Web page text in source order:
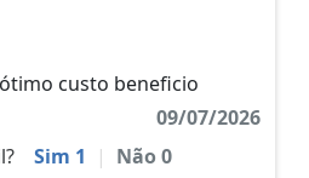
custo beneficio
09/07/2026
Sim 1 | Não0